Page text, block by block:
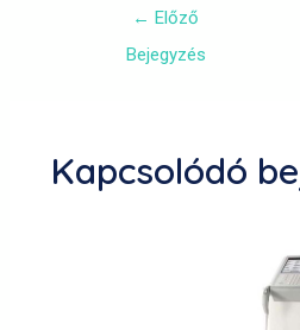
← Előző
Bejegyzés
Kapcsolódó